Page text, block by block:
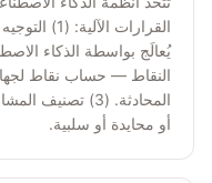
القرارات
المحادثة. (3)
أو محايدة أو سلبية.